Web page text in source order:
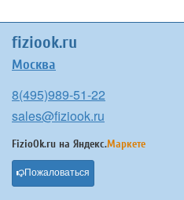
fiziook.ru
Москва
8(495)989-51-22
sales@fiziook.ru
FizioOk.ru на Яндекс.Маркете
Пожаловаться